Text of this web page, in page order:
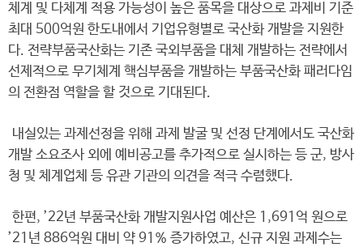
체계 및 다체계 적용 가능성이 높은 품목을 대상으로 과제비 기준
최대 500억원 한도내에서 기업유형별로 국산화 개발을 지원한
다. 전략부품국산화는 기존 국외부품을 대체 개발하는 전략에서
선제적으로 무기체계 핵심부품을 개발하는 부품국산화 패러다임
의 전환점 역할을 할 것으로 기대된다.
내실있는 과제선정을 위해 과제 발굴 및 선정 단계에서도 국산화
개발 소요조사 외에 예비공고를 추가적으로 실시하는 등 군, 방사
청 및 체계업체 등 유관 기관의 의견을 적극 수렴했다.
한편, ’22년 부품국산화 개발지원사업 예산은 1,691억 원으로
’21년 886억원 대비 약 91% 증가하였고, 신규 지원 과제수는